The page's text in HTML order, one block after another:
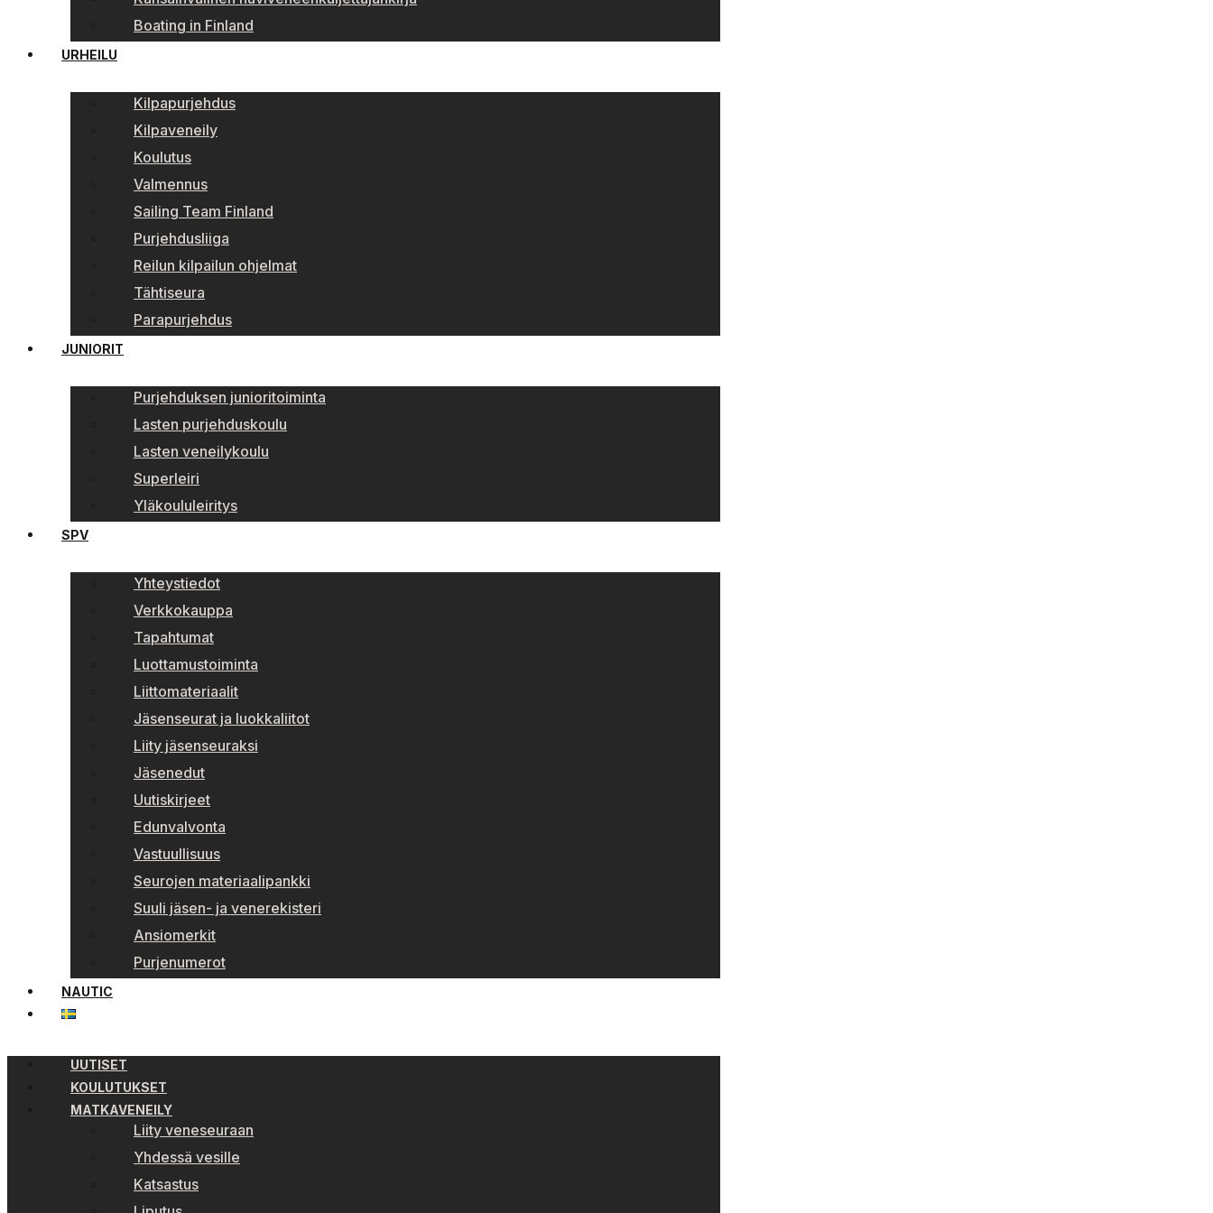
Boating in Finland
URHEILU
Kilpapurjehdus
Kilpaveneily
Koulutus
Valmennus
Sailing Team Finland
Purjehdusliiga
Reilun kilpailun ohjelmat
Tähtiseura
Parapurjehdus
JUNIORIT
Purjehduksen junioritoiminta
Lasten purjehduskoulu
Lasten veneilykoulu
Superleiri
Yläkoululeiritys
SPV
Yhteystiedot
Verkkokauppa
Tapahtumat
Luottamustoiminta
Liittomateriaalit
Jäsenseurat ja luokkaliitot
Liity jäsenseuraksi
Jäsenedut
Uutiskirjeet
Edunvalvonta
Vastuullisuus
Seurojen materiaalipankki
Suuli jäsen- ja venerekisteri
Ansiomerkit
Purjenumerot
NAUTIC
UUTISET
KOULUTUKSET
MATKAVENEILY
Liity veneseuraan
Yhdessä vesille
Katsastus